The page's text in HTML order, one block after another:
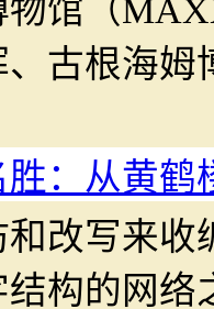
馆（
古根海
：从黄鹤
改写来
结构的网